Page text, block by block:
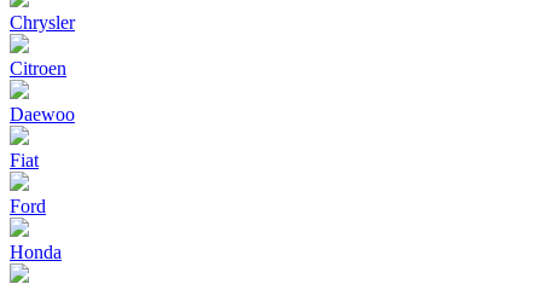
Chrysler
Citroen
Daewoo
Fiat
Ford
Honda